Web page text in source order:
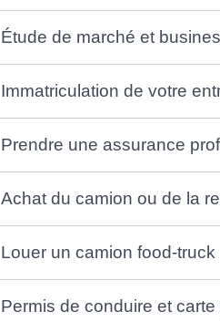
Étude de marché et
Immatriculation de votre
Prendre une assurance
Achat du camion ou de la
Louer un camion food-truck
Permis de conduire et